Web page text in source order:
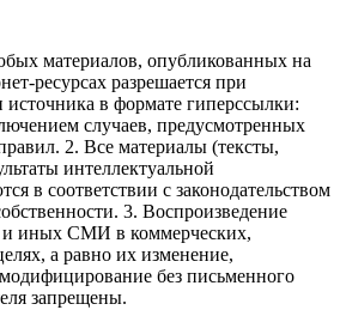
материалов, опубликованных на
ресурсах разрешается при
источника в формате гиперссылки:
случаев, предусмотренных
2. Все материалы (тексты,
интеллектуальной
в соответствии с законодательством
3. Воспроизведение
и иных СМИ в коммерческих,
а равно их изменение,
без письменного
запрещены.